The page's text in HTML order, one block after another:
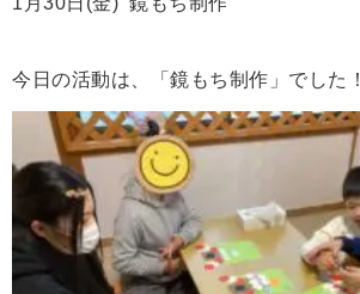
今日の活動は、「鏡もち制作」でした！